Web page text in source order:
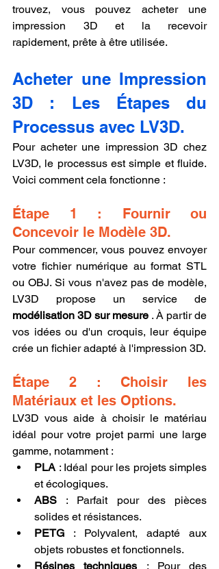
trouvez, vous pouvez acheter une
impression 3D et la recevoir
rapidement, prête à être utilisée.
Acheter une Impression
3D : Les Étapes du
Processus avec LV3D.
Pour acheter une impression 3D chez
LV3D, le processus est simple et fluide.
Voici comment cela fonctionne :
Étape 1 : Fournir ou
Concevoir le Modèle 3D.
Pour commencer, vous pouvez envoyer
votre fichier numérique au format STL
ou OBJ. Si vous n'avez pas de modèle,
modélisation 3D sur mesure . À partir de
vos idées ou d'un croquis, leur équipe
crée un fichier adapté à l'impression 3D.
Étape 2 : Choisir les
Matériaux et les Options.
LV3D vous aide à choisir le matériau
idéal pour votre projet parmi une large
gamme, notamment :
PLA : Idéal pour les projets simples
et écologiques.
ABS : Parfait pour des pièces
solides et résistances.
PETG : Polyvalent, adapté aux
objets robustes et fonctionnels.
Résines techniques : Pour des